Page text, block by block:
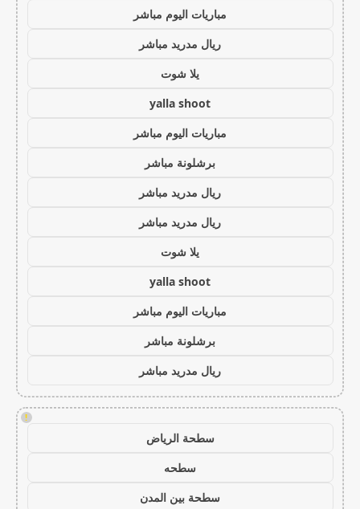
مباريات اليوم مباشر
ريال مدريد مباشر
يلا شوت
yalla shoot
مباريات اليوم مباشر
برشلونة مباشر
ريال مدريد مباشر
ريال مدريد مباشر
يلا شوت
yalla shoot
مباريات اليوم مباشر
برشلونة مباشر
ريال مدريد مباشر
!
سطحة الرياض
سطحه
سطحة بين المدن